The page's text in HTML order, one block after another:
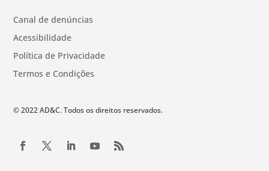
Canal de denúncias
Acessibilidade
Política de Privacidade
Termos e Condições
© 2022 AD&C. Todos os direitos reservados.